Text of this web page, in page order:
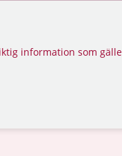
information som